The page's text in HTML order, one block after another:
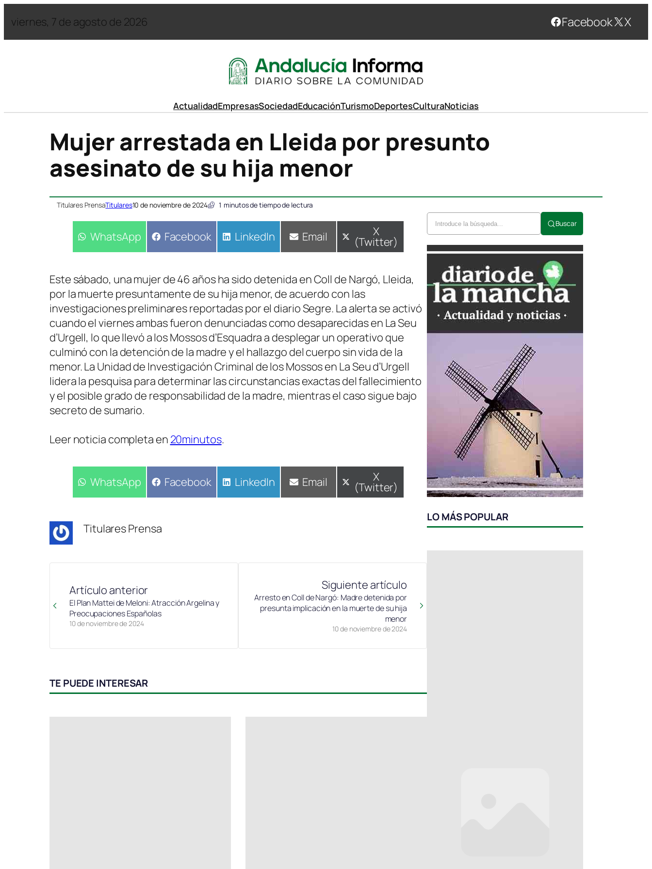
viernes, 7 de agosto de 2026 Facebook X
ActualidadEmpresasSociedadEducaciónTurismoDeportesCulturaNoticias
Mujer arrestada en Lleida por presunto
asesinato de su hija menor
Titulares PrensaTitulares10 de noviembre de 2024 1 minutos de tiempo de lectura
Compartir
WhatsApp Compartir
Facebook Compartir
LinkedIn Compartir
Email Compartir
en
X
(Twitter)
Este sábado, una mujer de 46 años ha sido detenida en Coll de Nargó, Lleida,
por la muerte presuntamente de su hija menor, de acuerdo con las
investigaciones preliminares reportadas por el diario Segre. La alerta se activó
cuando el viernes ambas fueron denunciadas como desaparecidas en La Seu
d’Urgell, lo que llevó a los Mossos d’Esquadra a desplegar un operativo que
culminó con la detención de la madre y el hallazgo del cuerpo sin vida de la
menor. La Unidad de Investigación Criminal de los Mossos en La Seu d’Urgell
lidera la pesquisa para determinar las circunstancias exactas del fallecimiento
y el posible grado de responsabilidad de la madre, mientras el caso sigue bajo
secreto de sumario.
Leer noticia completa en 20minutos.
Compartir
WhatsApp Compartir
Facebook Compartir
LinkedIn Compartir
Email Compartir
en
X
(Twitter)
Titulares Prensa
Artículo anterior
10 de noviembre de 2024
El Plan Mattei de Meloni: Atracción Argelina y
Preocupaciones Españolas
Siguiente artículo
10 de noviembre de 2024
Arresto en Coll de Nargó: Madre detenida por
presunta implicación en la muerte de su hija
menor
TE PUEDE INTERESAR
Buscar
LO MÁS POPULAR